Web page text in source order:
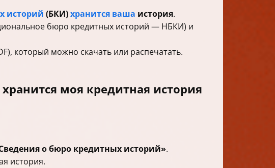
историй (БКИ)хранится ваша история.
бюро кредитных историй — НБКИ) и
который можно скачать или распечатать.
моя кредитная история
о бюро кредитных историй».
история.